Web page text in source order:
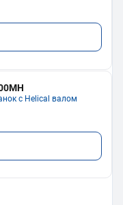
с Helical валом